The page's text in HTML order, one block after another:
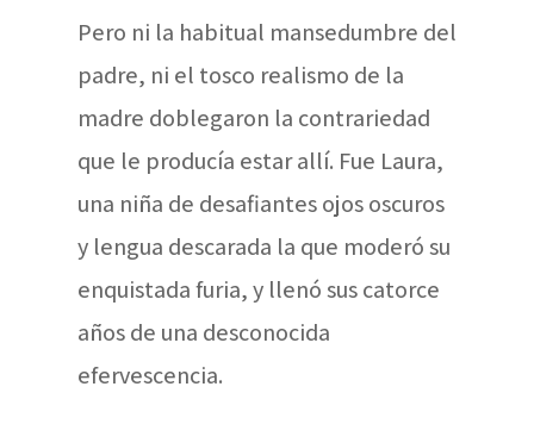
Pero ni la habitual mansedumbre del
padre, ni el tosco realismo de la
madre doblegaron la contrariedad
que le producía estar allí. Fue Laura,
una niña de desafiantes ojos oscuros
y lengua descarada la que moderó su
enquistada furia, y llenó sus catorce
años de una desconocida
efervescencia.